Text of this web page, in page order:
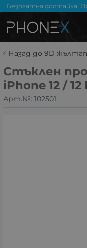
Безплатна доставка!
Назад до 9D
Стъклен
iPhone 12 / 12
Арт.№: 102501